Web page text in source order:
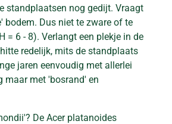
standplaatsen nog gedijt. Vraagt
bodem. Dus niet te zware of te
= 6 - 8). Verlangt een plekje in de
redelijk, mits de standplaats
jaren eenvoudig met allerlei
maar met 'bosrand' en
De Acer platanoides